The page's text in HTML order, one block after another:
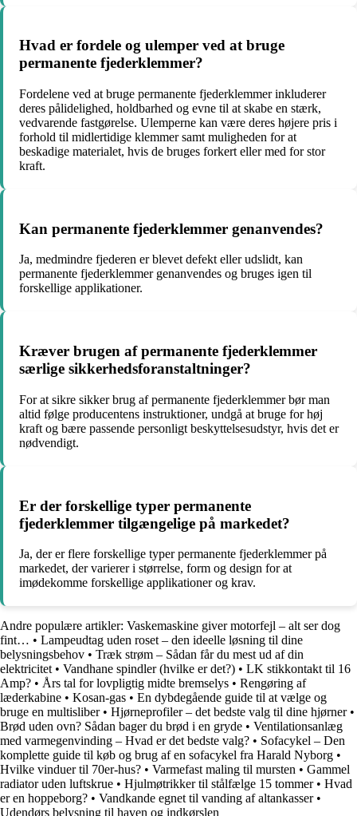
Hvad er fordele og ulemper ved at bruge
permanente fjederklemmer?
Fordelene ved at bruge permanente fjederklemmer inkluderer
deres pålidelighed, holdbarhed og evne til at skabe en stærk,
vedvarende fastgørelse. Ulemperne kan være deres højere pris i
forhold til midlertidige klemmer samt muligheden for at
beskadige materialet, hvis de bruges forkert eller med for stor
kraft.
Kan permanente fjederklemmer genanvendes?
Ja, medmindre fjederen er blevet defekt eller udslidt, kan
permanente fjederklemmer genanvendes og bruges igen til
forskellige applikationer.
Kræver brugen af permanente fjederklemmer
særlige sikkerhedsforanstaltninger?
For at sikre sikker brug af permanente fjederklemmer bør man
altid følge producentens instruktioner, undgå at bruge for høj
kraft og bære passende personligt beskyttelsesudstyr, hvis det er
nødvendigt.
Er der forskellige typer permanente
fjederklemmer tilgængelige på markedet?
Ja, der er flere forskellige typer permanente fjederklemmer på
markedet, der varierer i størrelse, form og design for at
imødekomme forskellige applikationer og krav.
Andre populære artikler: Vaskemaskine giver motorfejl – alt ser dog
fint… • Lampeudtag uden roset – den ideelle løsning til dine
belysningsbehov • Træk strøm – Sådan får du mest ud af din
elektricitet • Vandhane spindler (hvilke er det?) • LK stikkontakt til 16
Amp? • Års tal for lovpligtig midte bremselys • Rengøring af
læderkabine • Kosan-gas • En dybdegående guide til at vælge og
bruge en multisliber• Hjørneprofiler – det bedste valg til dine hjørner•
Brød uden ovn? Sådan bager du brød i en gryde • Ventilationsanlæg
med varmegenvinding – Hvad er det bedste valg? • Sofacykel – Den
komplette guide til køb og brug af en sofacykel fra Harald Nyborg •
Hvilke vinduer til 70er-hus? • Varmefast maling til mursten • Gammel
radiator uden luftskrue • Hjulmøtrikker til stålfælge 15 tommer• Hvad
er en hoppeborg? • Vandkande egnet til vanding af altankasser•
Udendørs belysning til haven og indkørslen